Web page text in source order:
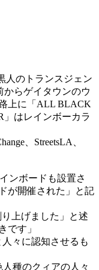
人のトランスジェン
らゲイタウンのウ
上に「ALL BLACK
はレインボーカラ
、StreetsLA、
ンボードも設置さ
が開催された」と記
上げました」と述
です」
々に認知させるも
種のクィアの人々